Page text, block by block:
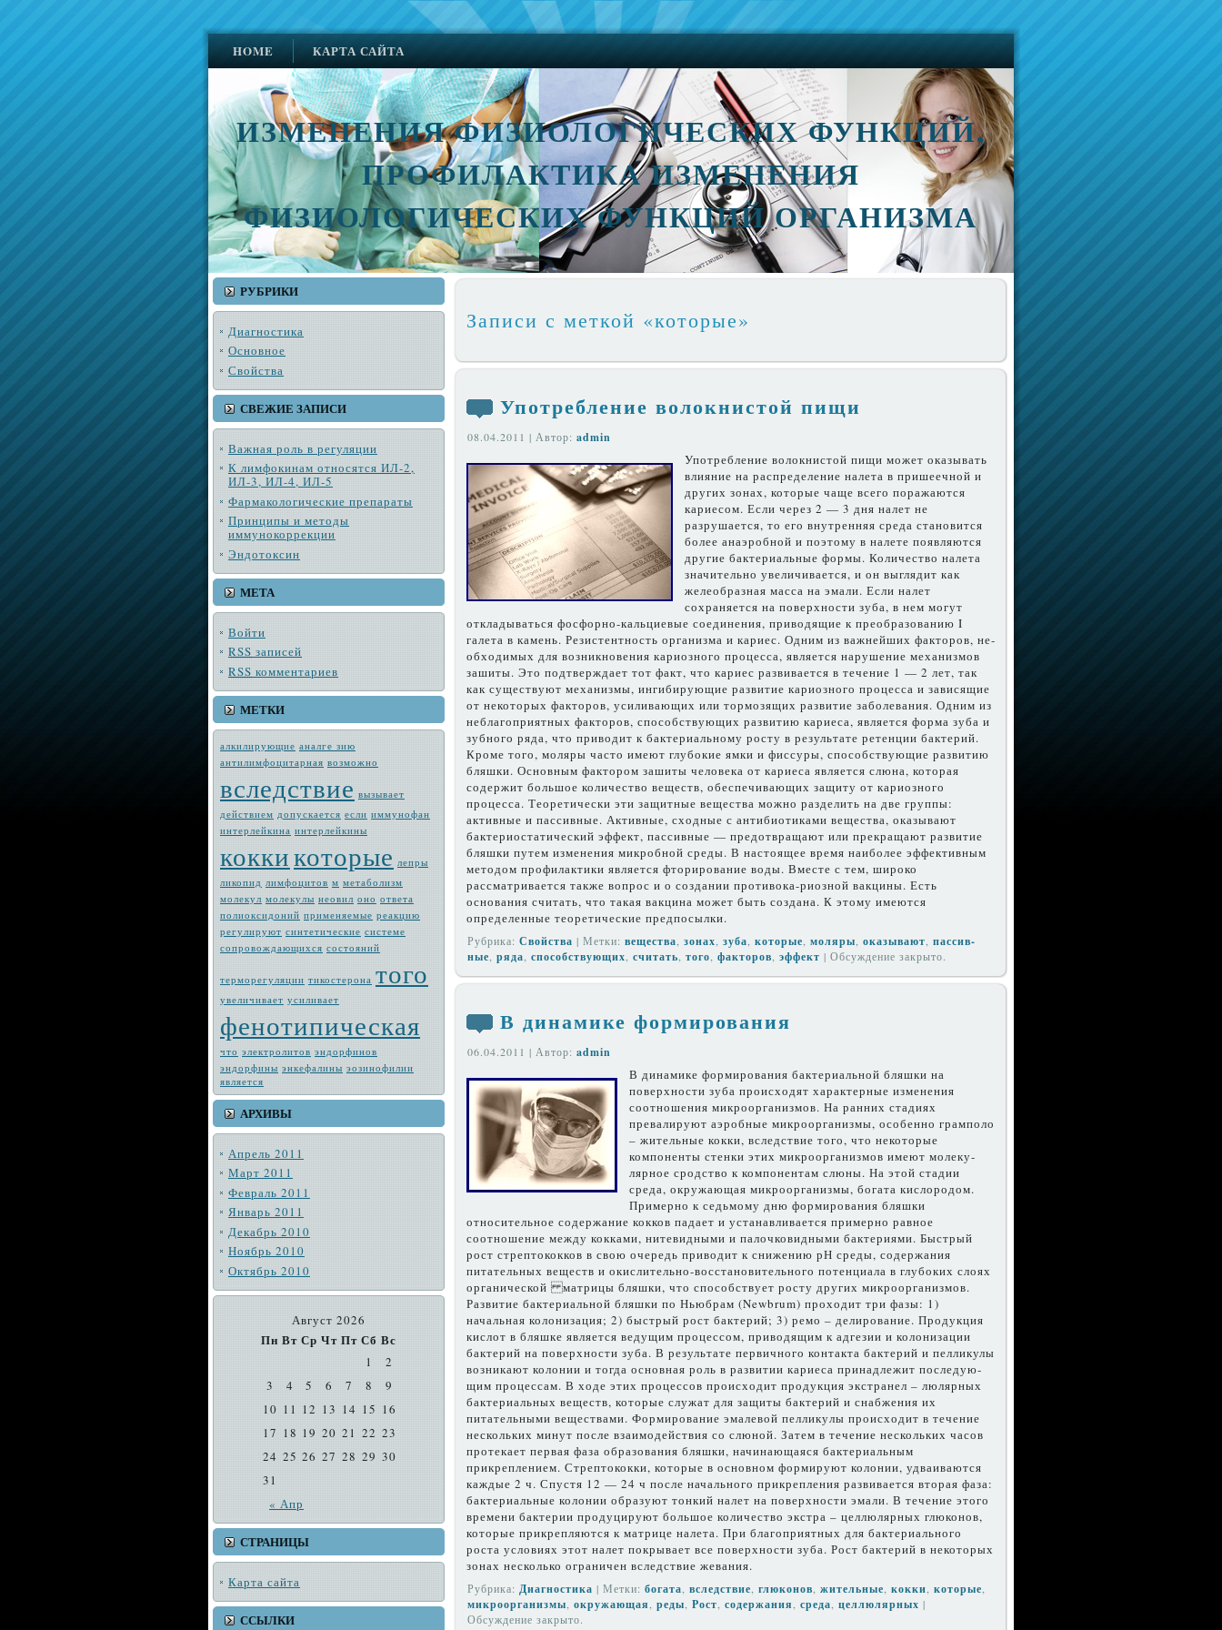
HOME КАРТА САЙТА
ИЗМЕНЕНИЯ ФИЗИОЛОГИЧЕСКИХ ФУНКЦИЙ,
ПРОФИЛАКТИКА ИЗМЕНЕНИЯ
ФИЗИОЛОГИЧЕСКИХ ФУНКЦИЙ ОРГАНИЗМА
РУБРИКИ
Диагностика
Основное
Свойства
СВЕЖИЕ ЗАПИСИ
Важная роль в регуляции
К лимфокинам относятся ИЛ-2,
ИЛ-3, ИЛ-4, ИЛ-5
Фармакологические препараты
Принципы и методы
иммунокоррекции
Эндотоксин
МЕТА
Войти
RSS записей
RSS комментариев
МЕТКИ
алкилирующие аналге зию
антилимфоцитарная возмож­но
вследствие вызывает
действием допускается если иммунофан
интерлейкина интерлейкины
коккикоторые лепры
ликопид лимфоцитов м метабо­лизм
молекул молекулы неовил оно ответа
полиоксидоний применяемые реакцию
регулируют синтетические системе
сопровождающих­ся состояний
терморегуляции тикостерона того
увеличивает усиливает
фенотипическая
что электро­литов эндорфинов
эндорфины энкефалины эозинофилии
является
АРХИВЫ
Апрель 2011
Март 2011
Февраль 2011
Январь 2011
Декабрь 2010
Ноябрь 2010
Октябрь 2010
Август 2026
Пн Вт Ср Чт Пт Сб Вс
« Апр
1
2
3
4 5 6 7 8
9
10 11 12 13 14 15 16
17 18 19 20 21 22 23
24 25 26 27 28 29 30
31
СТРАНИЦЫ
Карта сайта
ССЫЛКИ
Записи с меткой «которые»
Употребление волокнистой пищи
08.04.2011 | Автор: admin
Употребление волокнистой пищи может оказывать
влияние на распре­деление налета в пришеечной и
дру­гих зонах, которые чаще всего пора­жаются
кариесом. Если через 2 — 3 дня налет не
разрушается, то его внутрен­няя среда становится
более анаэроб­ной и поэтому в налете появляются
другие бактериальные формы. Количе­ство налета
значительно увеличивает­ся, и он выглядит как
желеобразная масса на эмали. Если налет
сохраняет­ся на поверхности зуба, в нем могут
откладываться фосфорно-кальциевые соединения, приводящие к преобра­зованию I
галета в камень. Резистентность организма и кариес. Одним из важнейших факторов, не­
обходимых для возникновения кари­озного процесса, является нарушение механизмов
зашиты. Это подтвержда­ет тот факт, что кариес развивается в течение 1 — 2 лет, так
как существу­ют механизмы, ингибирующие раз­витие кариозного процесса и завися­щие
от некоторых факторов, усили­вающих или тормозящих развитие заболевания. Одним из
неблагоприятных факто­ров, способствующих развитию карие­са, является форма зуба и
зубного ряда, что приводит к бактериально­му росту в результате ретенции бак­терий.
Кроме того, моляры часто име­ют глубокие ямки и фиссуры, спо­собствующие развитию
бляшки. Ос­новным фактором зашиты человека от кариеса является слюна, которая
содержит большое количество ве­ществ, обеспечивающих защиту от кариозного
процесса. Теоретически эти защитные вещества можно раз­делить на две группы:
активные и пассивные. Активные, сходные с ан­тибиотиками вещества, оказывают
бактериостатический эффект, пассив­ные — предотвращают или прекраща­ют развитие
бляшки путем измене­ния микробной среды. В настоящее время наиболее эф­фективным
методом профилактики является фторирование воды. Вместе с тем, широко
рассматривается так­же вопрос и о создании противока-риозной вакцины. Есть
основания счи­тать, что такая вакцина может быть создана. К этому имеются
определен­ные теоретические предпосылки.
Рубрика: Свойства | Метки: вещества зонах зуба которые моляры оказывают пассив­
ные ряда способствующих счи­тать того факто­ров эффект | Обсуждение закрыто.
В динамике формирования
06.04.2011 | Автор: admin
В динамике формирования бактери­альной бляшки на
поверхности зуба происходят характерные изменения
соотношения микроорганизмов. На ранних стадиях
превалируют аэробные микроорганизмы, особенно грамполо
– жительные кокки, вследствие того, что некоторые
компоненты стенки этих микроорганизмов имеют молеку­
лярное сродство к компонентам слю­ны. На этой стадии
среда, окружаю­щая микроорганизмы, богата кисло­родом.
Примерно к седьмому дню формирования бляшки
относительное содержание кокков падает и устанав­ливается примерно равное
соотноше­ние между кокками, нитевидными и палочковидными бактериями. Быстрый
рост стрептококков в свою очередь приводит к снижению рН среды, со­держания
питательных веществ и окис­лительно-восстановительного потен­циала в глубоких слоях
органической матрицы бляшки, что способствует росту других микроорганизмов.
Развитие бактериальной бляшки по Ньюбрам (Newbrum) проходит три фазы: 1)
начальная колонизация; 2) быстрый рост бактерий; 3) ремо – делирование. Продукция
кислот в бляшке является ведущим процессом, приводящим к адгезии и колонизации
бактерий на поверхности зуба. В результате первичного контакта бактерий и пелликулы
возникают ко­лонии и тогда основная роль в разви­тии кариеса принадлежит последую­
щим процессам. В ходе этих процес­сов происходит продукция экстранел – люлярных
бактериальных веществ, которые служат для защиты бактерий и снабжения их
питательными веще­ствами. Формирование эмалевой пеллику­лы происходит в течение
нескольких минут после взаимодействия со слю­ной. Затем в течение нескольких часов
протекает первая фаза образования бляшки, начинающаяся бактериаль­ным
прикреплением. Стрептококки, которые в основном формируют ко­лонии, удваиваются
каждые 2 ч. Спу­стя 12 — 24 ч после начального при­крепления развивается вторая фаза:
бактериальные колонии образуют тон­кий налет на поверхности эмали. В те­чение этого
времени бактерии проду­цируют большое количество экстра – целлюлярных глюконов,
которые при­крепляются к матрице налета. При благоприятных для бактериального
роста условиях этот налет покрывает все поверхности зуба. Рост бактерий в некоторых
зонах несколько ограничен вследствие жевания.
Рубрика: Диагностика | Метки: богата вследствие глюконов жительные кокки которые
микроорганизмы окружаю­щая реды Рост со­держания среда целлюлярных |
Обсуждение закрыто.